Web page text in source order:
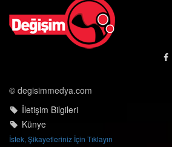
© degisimmedya.com
İletişim Bilgileri
Künye
İstek, Şikayetleriniz İçin Tıklayın